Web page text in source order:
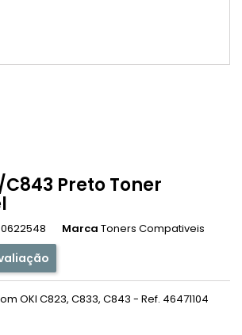
Preto Toner
Marca Toners Compativeis
OKI C823, C833, C843 - Ref. 46471104